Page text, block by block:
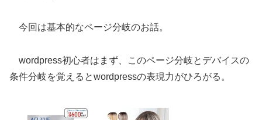
今回は基本的なページ分岐のお話。
wordpress初心者はまず、このページ分岐とデバイスの
条件分岐を覚えるとwordpressの表現力がひろがる。